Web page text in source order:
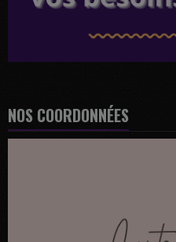
NOS COORDONNÉES